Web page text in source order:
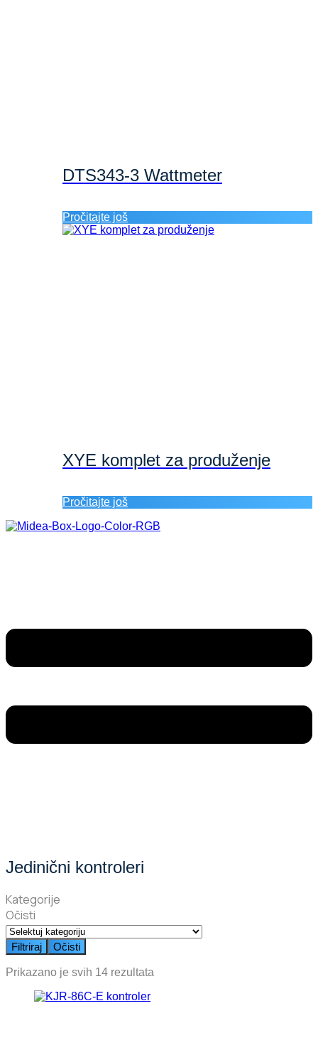
DTS343-3 Wattmeter
Pročitajte još
XYE komplet za produženje
Pročitajte još
Jedinični kontroleri
Kategorije
Očisti
Filtriraj Očisti
Prikazano je svih 14 rezultata